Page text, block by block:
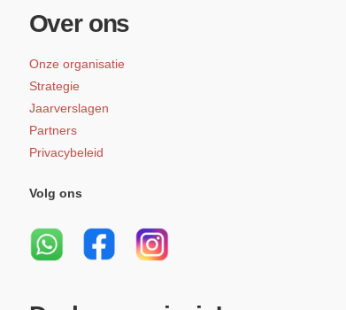
Over ons
Onze organisatie
Strategie
Jaarverslagen
Partners
Privacybeleid
Volg ons